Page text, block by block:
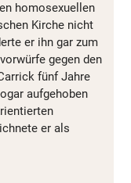
homosexuellen
Kirche nicht
er ihn gar zum
gegen den
fünf Jahre
aufgehoben
er als